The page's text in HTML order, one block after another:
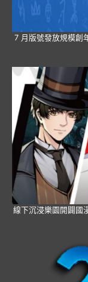
7 月版號發放規模創
線下沉浸樂園開闢國